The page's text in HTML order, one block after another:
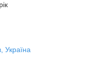
Україна